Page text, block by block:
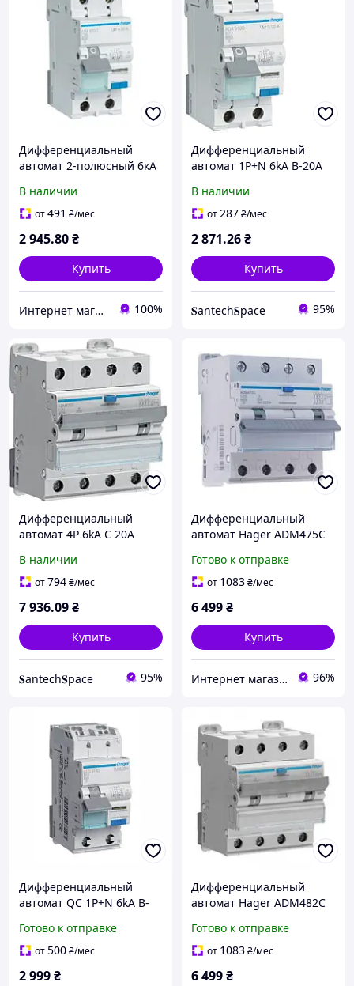
Дифференциальный
автомат 2-полюсный 6кА
20/0,03А
В наличии
от491 ₴/мес
2 945.80₴
Купить
Интернет магазин "Мир Электрики" 100%
Дифференциальный
автомат 1P+N 6kA B-20A
В наличии
от287₴/мес
2 871.26₴
Купить
𝐒antech𝐒pace 95%
Дифференциальный
автомат 4P 6kA C 20A
В наличии
от794₴/мес
7 936.09₴
Купить
𝐒antech𝐒pace 95%
Дифференциальный
автомат Hager ADM475C
Готово к отправке
от 1083₴/мес
6 499₴
Купить
Интернет магазин GSM-V 96%
Дифференциальный
автомат QC 1P+N 6kA B-
(ADS916D)
Готово к отправке
от500₴/мес
2 999₴
Дифференциальный
автомат Hager ADM482C
Готово к отправке
от 1083₴/мес
6 499₴